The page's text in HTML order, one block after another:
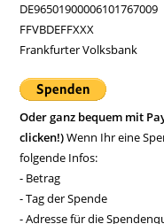
DE96501900006101767009
FFVBDEFFXXX
Frankfurter Volksbank
Oder ganz bequem mit
clicken!)Wenn Ihr eine
folgende Infos:
- Betrag
- Tag der Spende
- Adresse für die